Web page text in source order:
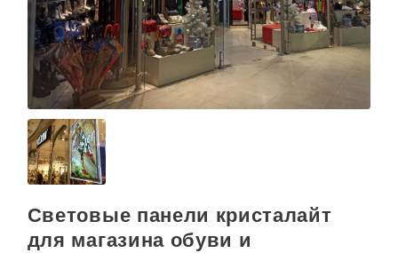
Световые панели кристалайт
для магазина обуви и